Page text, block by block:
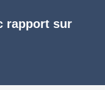
rapport sur